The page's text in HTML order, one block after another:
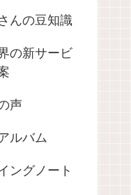
んの豆知識
の新サービ
声
ルバム
ングノート